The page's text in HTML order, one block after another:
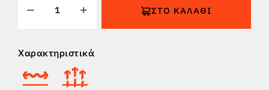
ΣΤΟ ΚΑΛΆΘΙ
Χαρακτηριστικά